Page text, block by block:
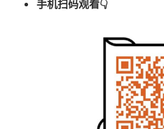
手机扫码观看👇